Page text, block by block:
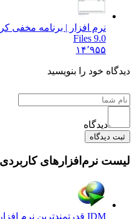
نرم افزار | برنامه مخفی کردن
Files 9.0
۱۴٬۹۵۵
خود را بنویسید
نرم‌افزارهای کاربردی